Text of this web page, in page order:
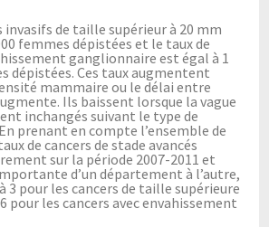
invasifs de taille supérieur à 20 mm
femmes dépistées et le taux de
ganglionnaire est égal à 1
dépistées. Ces taux augmentent
mammaire ou le délai entre
Ils baissent lorsque la vague
inchangés suivant le type de
prenant en compte l’ensemble de
de cancers de stade avancés
sur la période 2007-2011 et
d’un département à l’autre,
3 pour les cancers de taille supérieure
pour les cancers avec envahissement